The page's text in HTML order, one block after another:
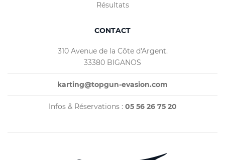
Résultats
CONTACT
310 Avenue de la Côte d'Argent.
33380 BIGANOS
karting@topgun-evasion.com
Infos & Réservations : 05 56 26 75 20